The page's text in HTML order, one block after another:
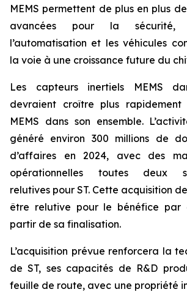
MEMS permettent de plus en plus
avancées pour la sécurité,
l’automatisation et les véhicules
la voie à une croissance future du
Les capteurs inertiels MEMS
devraient croître plus
MEMS dans son ensemble.
généré environ 300 millions de
d’affaires en 2024, avec des
opérationnelles toutes deux
relutives pour ST. Cette acquisition
être relutive pour le bénéfice par
partir de sa finalisation.
L’acquisition prévue renforcera la
de ST, ses capacités de R&D
feuille de route, avec une propriété